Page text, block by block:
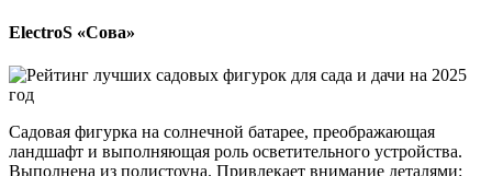
ElectroS «Сова»
Садовая фигурка на солнечной батарее, преображающая
ландшафт и выполняющая роль осветительного устройства.
Выполнена из полистоуна. Привлекает внимание деталями: